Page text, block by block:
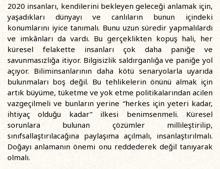
2020 insanları, kendilerini bekleyen geleceği anlamak için,
yaşadıkları dünyayı ve canlıların bunun içindeki
konumlarını iyice tanımalı. Bunu uzun süredir yapmalılardı
ve imkânları da vardı. Bu gerçeklikten kopuş hali, her
küresel felakette insanları çok daha paniğe ve
savunmasızlığa itiyor. Bilgisizlik saldırganlığa ve paniğe yol
açıyor. Biliminsanlarının daha kötü senaryolarla uyarıda
bulunmaları boş değil. Bu tehlikelerin önünü almak için
artık büyüme, tüketme ve yok etme politikalarından acilen
vazgeçilmeli ve bunların yerine “herkes için yeteri kadar,
ihtiyaç olduğu kadar” ilkesi benimsenmeli. Küresel
sorunlara bulunan çözümler millileştirilip,
sınıfsallaştırılacağına paylaşıma açılmalı, insanlaştırılmalı.
Doğayı anlamanın önemi onu reddederek değil tanıyarak
olmalı.